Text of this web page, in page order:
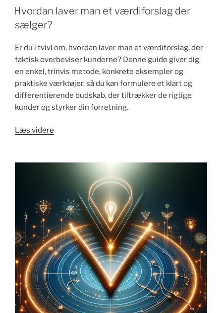
Hvordan laver man et værdiforslag der
sælger?
Er du i tvivl om, hvordan laver man et værdiforslag, der
faktisk overbeviser kunderne? Denne guide giver dig
en enkel, trinvis metode, konkrete eksempler og
praktiske værktøjer, så du kan formulere et klart og
differentierende budskab, der tiltrækker de rigtige
kunder og styrker din forretning.
Læs videre
et
værdiforslag
sælger?"